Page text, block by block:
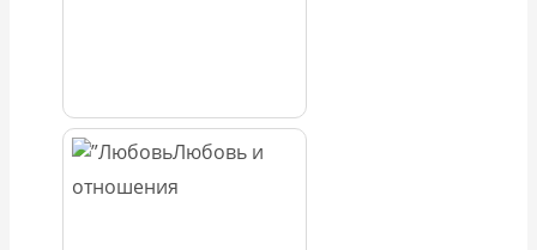
Любовь и
отношения